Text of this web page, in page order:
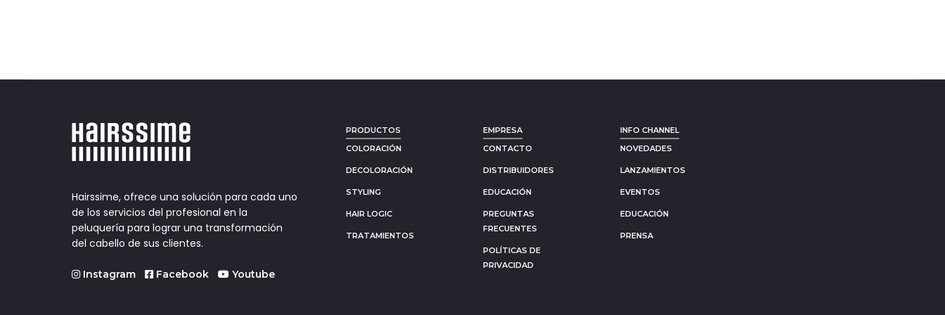
Hairssime, ofrece una solución para cada uno
de los servicios del profesional en la
peluquería para lograr una transformación
del cabello de sus clientes.
Instagram Facebook Youtube
PRODUCTOS
COLORACIÓN
DECOLORACIÓN
STYLING
HAIR LOGIC
TRATAMIENTOS
EMPRESA
CONTACTO
DISTRIBUIDORES
EDUCACIÓN
PREGUNTAS
FRECUENTES
POLÍTICAS DE
PRIVACIDAD
INFO CHANNEL
NOVEDADES
LANZAMIENTOS
EVENTOS
EDUCACIÓN
PRENSA